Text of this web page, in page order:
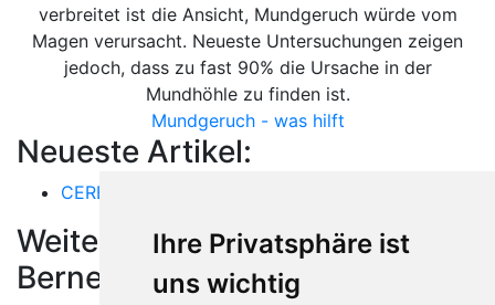
Ihre Privatsphäre ist
uns wichtig
verbreitet ist die Ansicht, Mundgeruch würde vom
Magen verursacht. Neueste Untersuchungen zeigen
jedoch, dass zu fast 90% die Ursache in der
Mundhöhle zu finden ist.
Mundgeruch - was hilft
Neueste Artikel:
CEREC
Weitere Orte in der Nähe von
Bernex